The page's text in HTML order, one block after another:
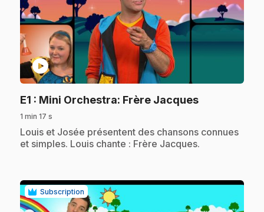
play_circle
E1 : Mini Orchestra: Frère Jacques.
1 min 17 s
.Louis et Josée présentent des chansons connues
et simples. Louis chante : Frère Jacques.
Subscription